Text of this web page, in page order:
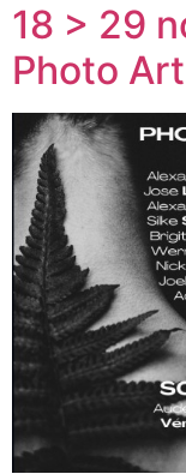
18 > 29
Photo